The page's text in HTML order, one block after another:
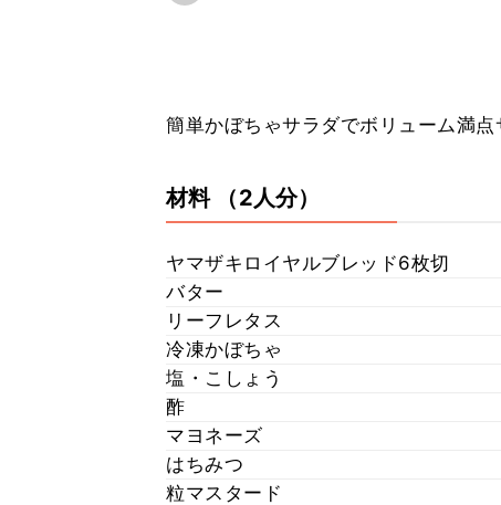
簡単かぼちゃサラダでボリューム満点
材料 （2人分）
ヤマザキロイヤルブレッド6枚切
バター
リーフレタス
冷凍かぼちゃ
塩・こしょう
酢
マヨネーズ
はちみつ
粒マスタード